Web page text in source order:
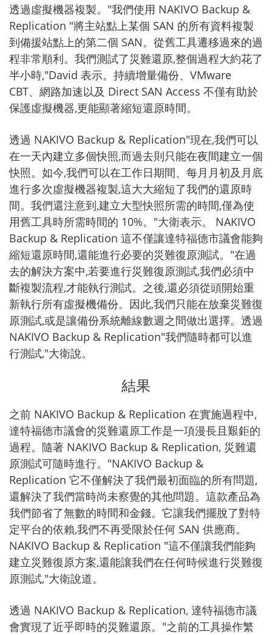
透過虛擬機器複製。"我們使用 NAKIVO Backup &
Replication "將主站點上某個 SAN 的所有資料複製
到備援站點上的第二個 SAN。從舊工具遷移過來的過
程非常順利。我們測試了災難還原,整個過程大約花了
半小時,"David 表示。持續增量備份、VMware
CBT、網路加速以及 Direct SAN Access 不僅有助於
保護虛擬機器,更能顯著縮短還原時間。
透過 NAKIVO Backup & Replication"現在,我們可以
在一天內建立多個快照,而過去則只能在夜間建立一個
快照。如今,我們可以在工作日期間、每月月初及月底
進行多次虛擬機器複製,這大大縮短了我們的還原時
間。我們還注意到,建立大型快照所需的時間,僅為使
用舊工具時所需時間的 10%。"大衛表示。 NAKIVO
Backup & Replication 這不僅讓達特福德市議會能夠
縮短還原時間,還能進行必要的災難復原測試。"在過
去的解決方案中,若要進行災難復原測試,我們必須中
斷複製流程,才能執行測試。之後,還必須從頭開始重
新執行所有虛擬機備份。因此,我們只能在放棄災難復
原測試,或是讓備份系統離線數週之間做出選擇。透過
NAKIVO Backup & Replication"我們隨時都可以進
行測試,"大衛說。
結果
之前 NAKIVO Backup & Replication 在實施過程中,
達特福德市議會的災難還原工作是一項漫長且艱鉅的
過程。隨著 NAKIVO Backup & Replication, 災難還
原測試可隨時進行。"NAKIVO Backup &
Replication 它不僅解決了我們最初面臨的所有問題,
還解決了我們當時尚未察覺的其他問題。這款產品為
我們節省了無數的時間和金錢。它讓我們擺脫了對特
定平台的依賴,我們不再受限於任何 SAN 供應商。
NAKIVO Backup & Replication "這不僅讓我們能夠
建立災難復原方案,還能讓我們在任何時候進行災難復
原測試,"大衛說道。
透過 NAKIVO Backup & Replication, 達特福德市議
會實現了近乎即時的災難還原。"之前的工具操作繁